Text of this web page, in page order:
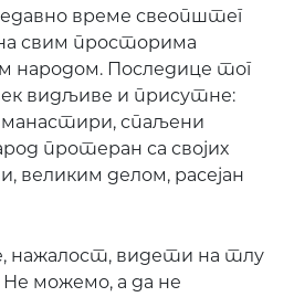
време свеопштег
свим просторима
Последице тог
видљиве и присутне:
спаљени
протеран са својих
великим делом, расејан
нажалост, видети на тлу
Не можемо, а да не